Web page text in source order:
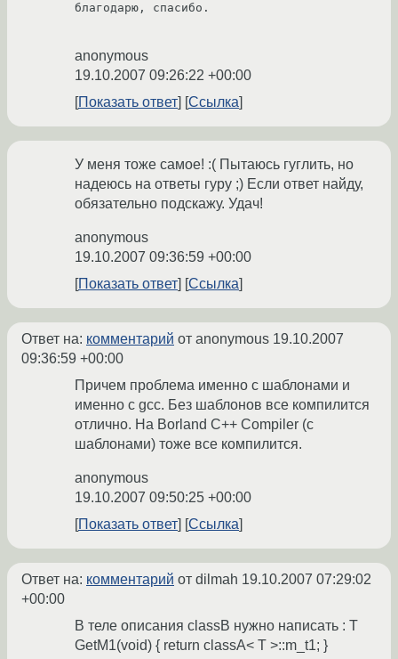
благодарю, спасибо.
anonymous
19.10.2007 09:26:22 +00:00
Показать ответ
Ссылка
У меня тоже самое! :( Пытаюсь гуглить, но
надеюсь на ответы гуру ;) Если ответ найду,
обязательно подскажу. Удач!
anonymous
19.10.2007 09:36:59 +00:00
Показать ответ
Ссылка
Ответ на: комментарий от anonymous 19.10.2007
09:36:59 +00:00
Причем проблема именно с шаблонами и
именно с gcc. Без шаблонов все компилится
отлично. На Borland C++ Compiler (с
шаблонами) тоже все компилится.
anonymous
19.10.2007 09:50:25 +00:00
Показать ответ
Ссылка
Ответ на: комментарий от dilmah 19.10.2007 07:29:02
+00:00
В теле описания classB нужно написать : T
GetM1(void) { return classA< T >::m_t1; }